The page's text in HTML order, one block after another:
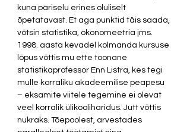
kuna päriselu erines oluliselt
õpetatavast. Et aga punktid täis saada,
võtsin statistika, ökonomeetria jms.
1998. aasta kevadel kolmanda kursuse
lõpus võttis mu ette toonane
statistikaprofessor Enn Listra, kes tegi
mulle korraliku akadeemilise peapesu
– eksamite viitele tegemine ei olevat
veel korralik ülikooliharidus. Jutt võttis
nukraks. Tõepoolest, arvestades